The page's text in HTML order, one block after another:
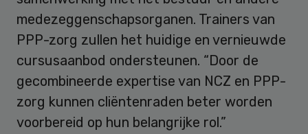
medezeggenschapsorganen. Trainers van
PPP-zorg zullen het huidige en vernieuwde
cursusaanbod ondersteunen. “Door de
gecombineerde expertise van NCZ en PPP-
zorg kunnen cliëntenraden beter worden
voorbereid op hun belangrijke rol.”